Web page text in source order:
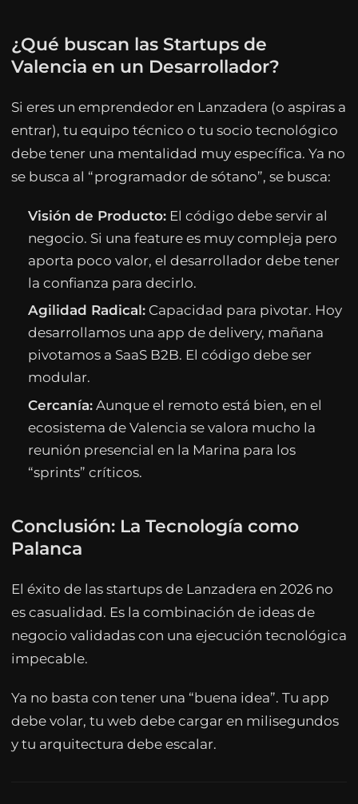
¿Qué buscan las Startups de
Valencia en un Desarrollador?
Si eres un emprendedor en Lanzadera (o aspiras a
entrar), tu equipo técnico o tu socio tecnológico
debe tener una mentalidad muy específica. Ya no
se busca al “programador de sótano”, se busca:
Visión de Producto: El código debe servir al
negocio. Si una feature es muy compleja pero
aporta poco valor, el desarrollador debe tener
la confianza para decirlo.
Agilidad Radical: Capacidad para pivotar. Hoy
desarrollamos una app de delivery, mañana
pivotamos a SaaS B2B. El código debe ser
modular.
Cercanía: Aunque el remoto está bien, en el
ecosistema de Valencia se valora mucho la
reunión presencial en la Marina para los
“sprints” críticos.
Conclusión: La Tecnología como
Palanca
El éxito de las startups de Lanzadera en 2026 no
es casualidad. Es la combinación de ideas de
negocio validadas con una ejecución tecnológica
impecable.
Ya no basta con tener una “buena idea”. Tu app
debe volar, tu web debe cargar en milisegundos
y tu arquitectura debe escalar.